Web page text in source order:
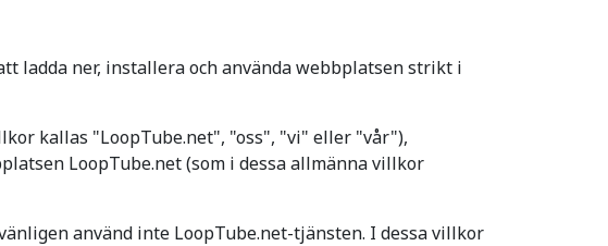
ladda ner, installera och använda webbplatsen strikt i
kallas "LoopTube.net", "oss", "vi" eller "vår"),
LoopTube.net (som i dessa allmänna villkor
använd inte LoopTube.net-tjänsten. I dessa villkor